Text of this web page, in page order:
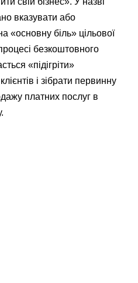
вказувати або
«основну біль» цільової
безкоштовного
«підігріти»
і зібрати первинну
платних послуг в